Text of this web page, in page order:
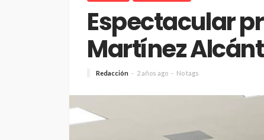
Espectacular
Martínez
Redacción 2 años ago No tags
CANCÚN DESTACADAS